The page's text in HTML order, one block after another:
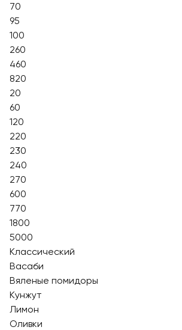
70
95
100
260
460
820
20
60
120
220
230
240
270
600
770
1800
5000
Классический
Васаби
Вяленые помидоры
Кунжут
Лимон
Оливки